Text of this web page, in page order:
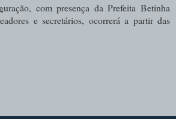
com presença da Prefeita Betinha
e secretários, ocorrerá a partir das